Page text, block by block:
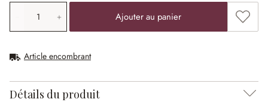
Quantité de produit: saisissez la valeur souhaitée ou
Ajouter au panier
Article encombrant
Détails du produit